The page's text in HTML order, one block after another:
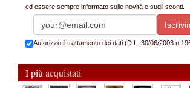
ed essere sempre informato sulle novità e sugli sconti.
Autorizzo il trattamento dei dati (D.L. 30/06/2003
I più acquistati